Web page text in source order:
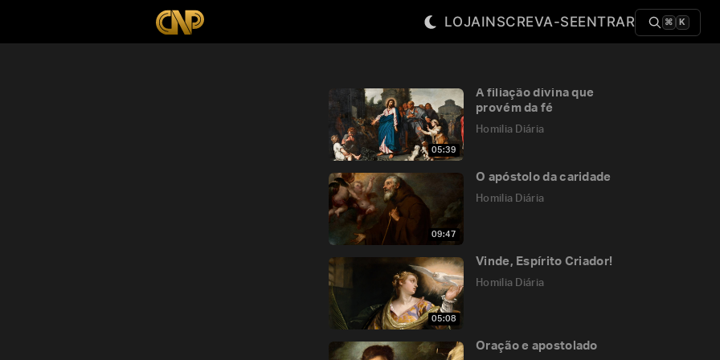
LOJAINSCREVA-SEENTRAR ⌘ K
05:39
A filiação divina que
provém da fé
Homilia Diária
09:47
O apóstolo da caridade
Homilia Diária
05:08
Vinde, Espírito Criador!
Homilia Diária
Oração e apostolado